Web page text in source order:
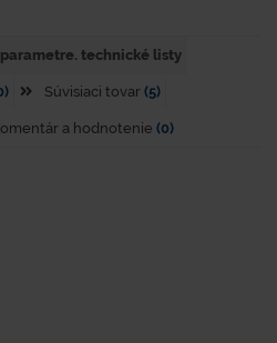
technické listy
Súvisiaci tovar (5)
a hodnotenie (0)